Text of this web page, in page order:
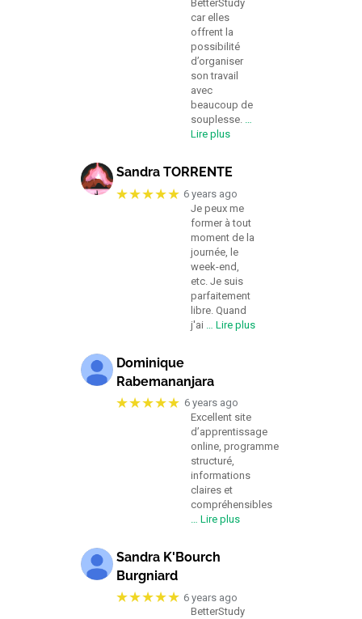
BetterStudy
car elles
offrent la
possibilité
d’organiser
son travail
avec
beaucoup de
souplesse. …
Lire plus
Sandra TORRENTE
★★★★★ 6 years ago
Je peux me
former à tout
moment de la
journée, le
week-end,
etc. Je suis
parfaitement
libre. Quand
j'ai
… Lire plus
Dominique
Rabemananjara
★★★★★ 6 years ago
Excellent site
d’apprentissage
online, programme
structuré,
informations
claires et
compréhensibles
… Lire plus
Sandra K'Bourch
Burgniard
★★★★★ 6 years ago
BetterStudy